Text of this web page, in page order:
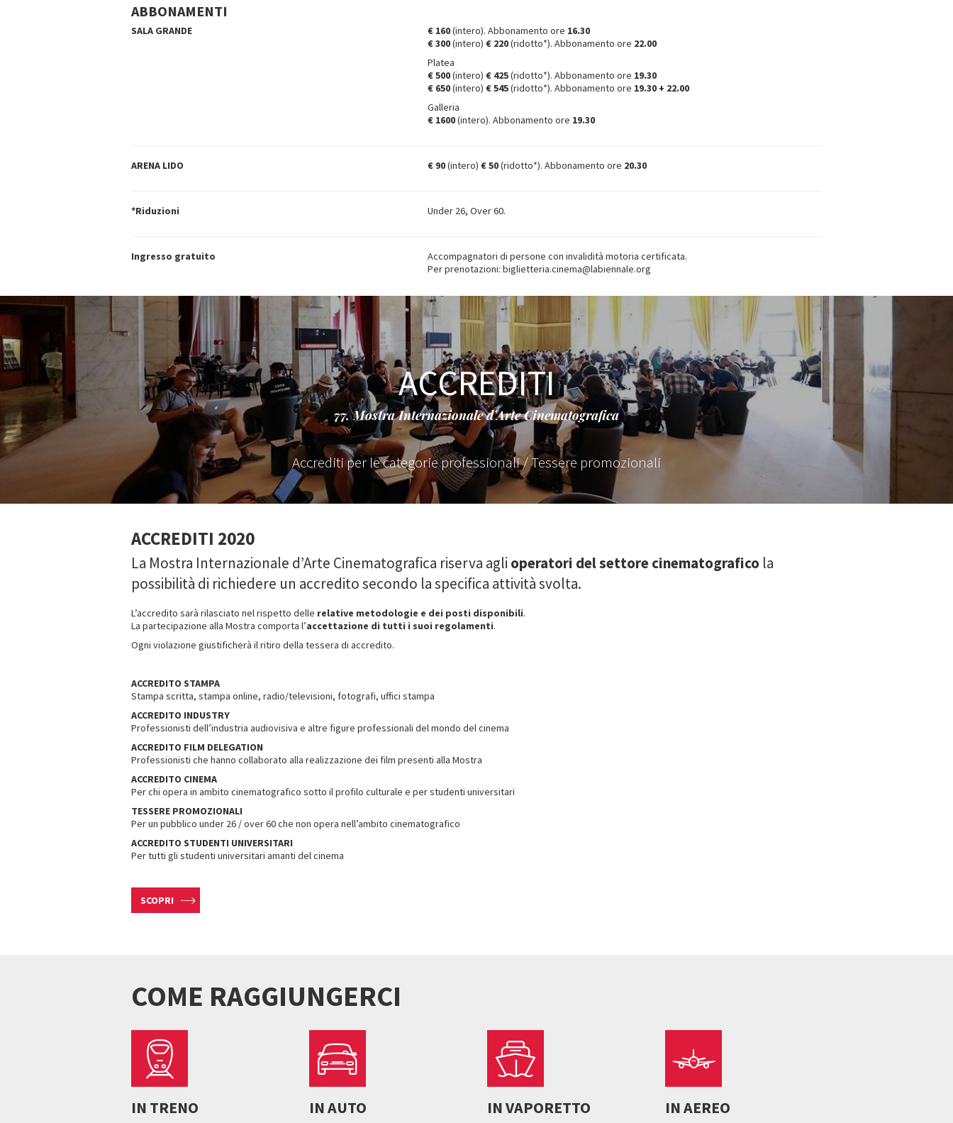
ABBONAMENTI
SALA GRANDE € 160(intero). Abbonamento ore 16.30
€ 300(intero)€ 220(ridotto*). Abbonamento ore 22.00
Platea
€ 500(intero)€ 425(ridotto*). Abbonamento ore 19.30
€ 650(intero)€ 545(ridotto*). Abbonamento ore 19.30 + 22.00
Galleria
€ 1600(intero). Abbonamento ore 19.30
ARENA LIDO € 90(intero)€ 50(ridotto*). Abbonamento ore 20.30
*Riduzioni Under 26, Over 60.
Ingresso gratuito
Accompagnatori di persone con invalidità motoria certificata.
Per prenotazioni: biglietteria.cinema@labiennale.org
ACCREDITI
77. Mostra Internazionale d’Arte Cinematografica
Accrediti per le categorie professionali / Tessere promozionali
ACCREDITI 2020
La Mostra Internazionale d’Arte Cinematografica riserva agli operatori del settore cinematograficola
possibilità di richiedere un accredito secondo la specifica attività svolta.
L’accredito sarà rilasciato nel rispetto delle relative metodologie e dei posti disponibili.
La partecipazione alla Mostra comporta l’accettazione di tutti i suoi regolamenti.
Ogni violazione giustificherà il ritiro della tessera di accredito.
ACCREDITO STAMPA
Stampa scritta, stampa online, radio/televisioni, fotografi, uffici stampa
ACCREDITO INDUSTRY
Professionisti dell’industria audiovisiva e altre figure professionali del mondo del cinema
ACCREDITO FILM DELEGATION
Professionisti che hanno collaborato alla realizzazione dei film presenti alla Mostra
ACCREDITO CINEMA
Per chi opera in ambito cinematografico sotto il profilo culturale e per studenti universitari
TESSERE PROMOZIONALI
Per un pubblico under 26 / over 60 che non opera nell’ambito cinematografico
ACCREDITO STUDENTI UNIVERSITARI
Per tutti gli studenti universitari amanti del cinema
SCOPRI
COME RAGGIUNGERCI
IN TRENO IN AUTO IN VAPORETTO IN AEREO